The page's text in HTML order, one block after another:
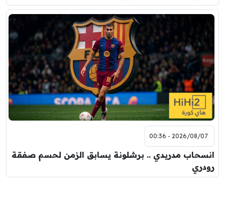
2026/08/07 - 00:36
انسحاب مدريدي .. برشلونة يسابق الزمن لحسم صفقة
رودري